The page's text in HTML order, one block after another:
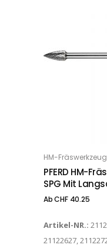
OPTIONS
HM-
PFERD HM-
SPG Mit
AbCHF40.25
Artikel-NR.:
21122627,